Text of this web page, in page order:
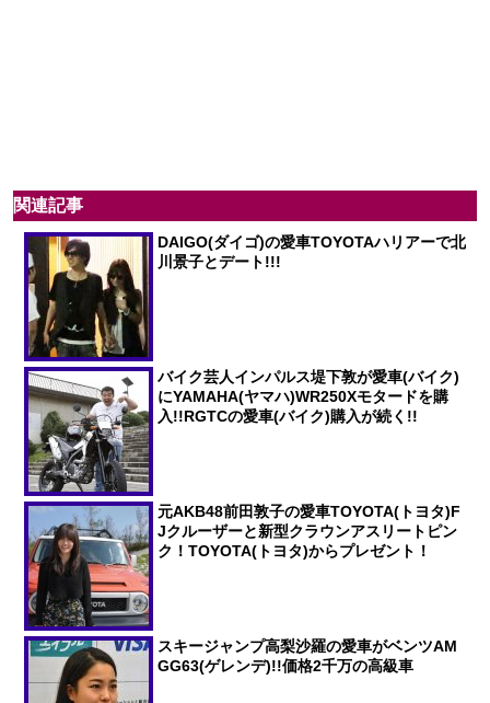
関連記事
DAIGO(ダイゴ)の愛車TOYOTAハリアーで北
川景子とデート!!!
バイク芸人インパルス堤下敦が愛車(バイク)
にYAMAHA(ヤマハ)WR250Xモタードを購
入!!RGTCの愛車(バイク)購入が続く!!
元AKB48前田敦子の愛車TOYOTA(トヨタ)F
Jクルーザーと新型クラウンアスリートピン
ク！TOYOTA(トヨタ)からプレゼント！
スキージャンプ高梨沙羅の愛車がベンツAM
GG63(ゲレンデ)!!価格2千万の高級車